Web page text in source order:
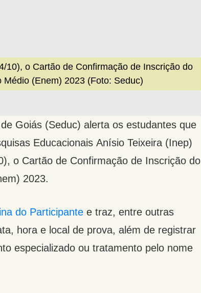
10), o Cartão de Confirmação de Inscrição do
(Enem) 2023 (Foto: Seduc)
Goiás (Seduc) alerta os estudantes que
Educacionais Anísio Teixeira (Inep)
o Cartão de Confirmação de Inscrição do
2023.
do Participante e traz, entre outras
hora e local de prova, além de registrar
especializado ou tratamento pelo nome